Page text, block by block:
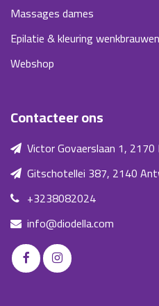
Massages dames
Epilatie & kleuring wenkbrauwen
Webshop
Contacteer ons
Victor Govaerslaan 1,
Gitschotellei 387, 2140
+3238082024
info@diodella.com